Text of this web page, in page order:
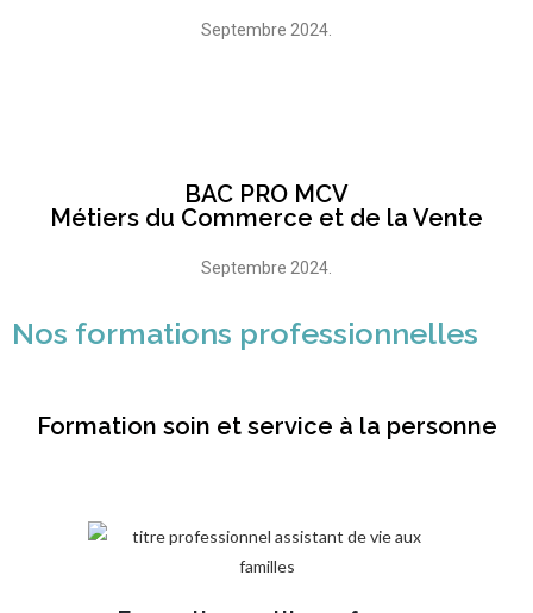
Septembre 2024.
BAC PRO MCV
Métiers du Commerce et de la Vente
Septembre 2024.
Nos formations professionnelles
Formation soin et service à la personne